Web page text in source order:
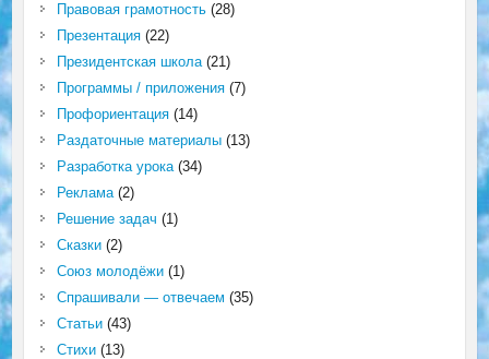
Правовая грамотность(28)
Презентация(22)
Президентская школа(21)
Программы / приложения(7)
Профориентация(14)
Раздаточные материалы(13)
Разработка урока(34)
Реклама(2)
Решение задач (1)
Сказки(2)
Союз молодёжи(1)
Спрашивали — отвечаем (35)
Статьи(43)
Стихи(13)